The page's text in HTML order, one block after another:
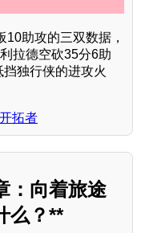
助攻的三双数据，
拉德空砍35分6助
独行侠的进攻火
拓者
：向着旅途
么？**